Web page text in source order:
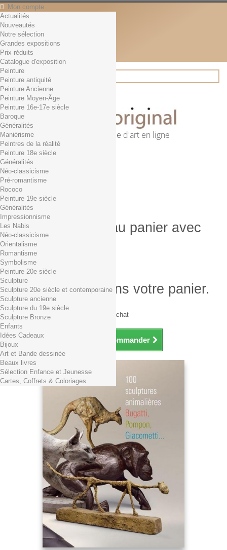
Mon compte
Contact
Français
English
Français
Actualités
Rechercher
Première librairie d'art en ligne
Panier (vide)
Aucun produit
0,01€ dès 29€ d'achat
0,00 € Total
Commander
Produit ajouté au panier avec
succès
Quantité
Total
Il y a 1 produit dans votre panier.
Total produits TTC
Frais de port TTC
0,01€ dès 29€ d'achat
Total TTC
Continuer mes achats Commander
Actualités
Nouveautés
Notre sélection
Grandes expositions
Prix réduits
Catalogue d'exposition
Peinture
Peinture antiquité
Peinture Ancienne
Peinture Moyen-Âge
Peinture 16e-17e siècle
Baroque
Généralités
Maniérisme
Peintres de la réalité
Peinture 18e siècle
Généralités
Néo-classicisme
Pré-romantisme
Rococo
Peinture 19e siècle
Généralités
Impressionnisme
Les Nabis
Néo-classicisme
Orientalisme
Romantisme
Symbolisme
Peinture 20e siècle
Sculpture
Sculpture 20e siècle et contemporaine
Sculpture ancienne
Sculpture du 19e siècle
Sculpture Bronze
Enfants
Idées Cadeaux
Bijoux
Art et Bande dessinée
Beaux livres
Sélection Enfance et Jeunesse
Cartes, Coffrets & Coloriages